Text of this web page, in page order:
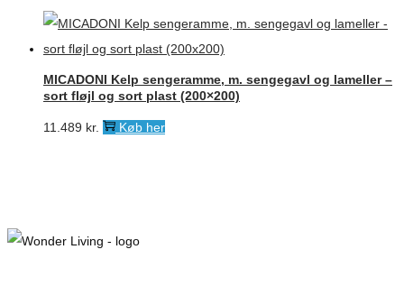
MICADONI Kelp sengeramme, m. sengegavl og lameller –
sort fløjl og sort plast (200×200)
11.489 kr. Køb her